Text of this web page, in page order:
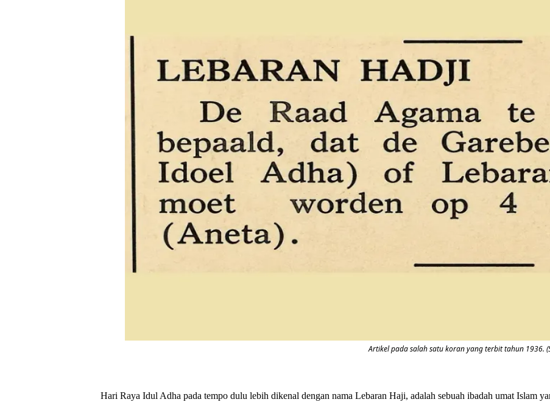
Artikel pada salah satu koran yang terbit tahun 1936.
Hari Raya Idul Adha pada tempo dulu lebih dikenal dengan nama Lebaran Haji, adalah sebuah ibadah umat Islam